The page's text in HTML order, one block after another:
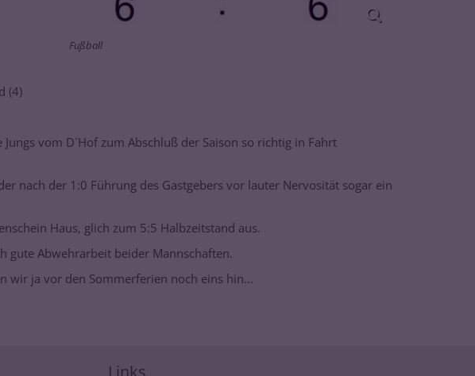
Fußball
(4)
vom D´Hof zum Abschluß der Saison so richtig in Fahrt
nach der 1:0 Führung des Gastgebers vor lauter Nervosität sogar ein
Haus, glich zum 5:5 Halbzeitstand aus.
gute Abwehrarbeit beider Mannschaften.
wir ja vor den Sommerferien noch eins hin...